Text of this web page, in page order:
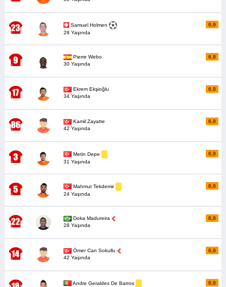
Samuel Holmen
28 Yaşında
6,9
Pierre Webo
30 Yaşında
6,8
Ekrem Ekşioğlu
34 Yaşında
6,8
Kamil Zayatte
42 Yaşında
6,8
Metin Depe
31 Yaşında
6,8
Mahmut Tekdemir
24 Yaşında
6,8
Doka Madureira
28 Yaşında
6,8
Ömer Can Sokullu
42 Yaşında
6,8
Andre Geraldes De Barros
6,8